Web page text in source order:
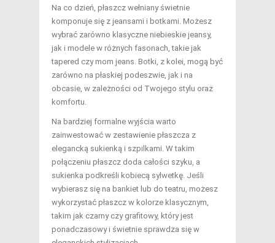
Na co dzień, płaszcz wełniany świetnie
komponuje się z jeansami i botkami. Możesz
wybrać zarówno klasyczne niebieskie jeansy,
jak i modele w różnych fasonach, takie jak
tapered czy mom jeans. Botki, z kolei, mogą być
zarówno na płaskiej podeszwie, jak i na
obcasie, w zależności od Twojego stylu oraz
komfortu.
Na bardziej formalne wyjścia warto
zainwestować w zestawienie płaszcza z
elegancką sukienką i szpilkami. W takim
połączeniu płaszcz doda całości szyku, a
sukienka podkreśli kobiecą sylwetkę. Jeśli
wybierasz się na bankiet lub do teatru, możesz
wykorzystać płaszcz w kolorze klasycznym,
takim jak czarny czy grafitowy, który jest
ponadczasowy i świetnie sprawdza się w